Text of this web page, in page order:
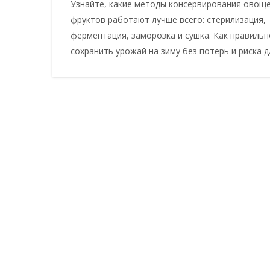
Узнайте, какие методы консервирования
фруктов работают лучше всего: стерилизация,
ферментация, заморозка и сушка. Как
сохранить урожай на зиму без потерь и риска